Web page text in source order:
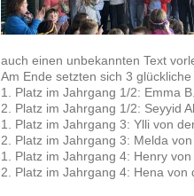
auch einen unbekannten Text
Am Ende setzten sich 3
1. Platz im Jahrgang 1/2: Emma
2. Platz im Jahrgang 1/2: Seyyid
1. Platz im Jahrgang 3: Ylli von
2. Platz im Jahrgang 3: Melda
1. Platz im Jahrgang 4: Henry
2. Platz im Jahrgang 4: Hena von